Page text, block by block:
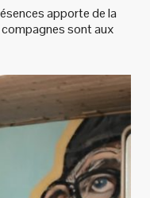
apporte de la
sont aux